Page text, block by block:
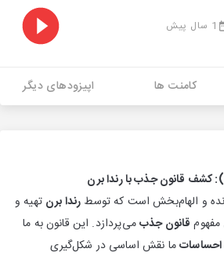
1 سال پیش
کامنت ها اپیزودهای دیگر
و الهام‌بخش است که توسط رندا برن تهیه و
مفهوم قانون جذبمی‌پردازد. این قانون به ما
احساساتما نقش اساسی در شکل‌گیری